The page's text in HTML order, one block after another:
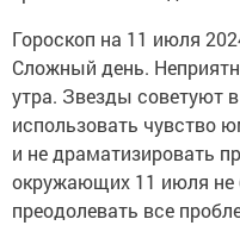
Гороскоп на 11 июля
Сложный день.
утра. Звезды советуют
использовать чувство
и не драматизировать
окружающих 11 июля не
преодолевать все